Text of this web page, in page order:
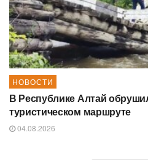
НОВОСТИ
В Республике Алтай
туристическом маршруте
04.08.2026